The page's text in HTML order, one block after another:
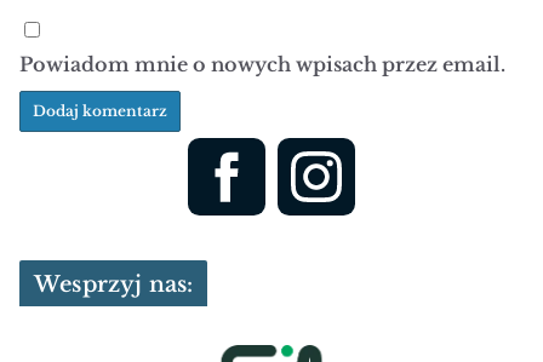
Powiadom mnie o nowych wpisach przez email.
Wesprzyj nas: